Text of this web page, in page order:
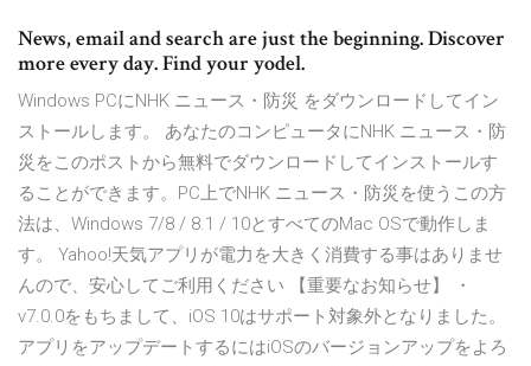
News, email and search are just the beginning. Discover
more every day. Find your yodel.
Windows PCにNHK ニュース・防災 をダウンロードしてイン
ストールします。 あなたのコンピュータにNHK ニュース・防
災をこのポストから無料でダウンロードしてインストールす
ることができます。PC上でNHK ニュース・防災を使うこの方
法は、Windows 7/8 / 8.1 / 10とすべてのMac OSで動作しま
す。 Yahoo!天気アプリが電力を大きく消費する事はありませ
んので、安心してご利用ください 【重要なお知らせ】 ・
v7.0.0をもちまして、iOS 10はサポート対象外となりました。
アプリをアップデートするにはiOSのバージョンアップをよろ